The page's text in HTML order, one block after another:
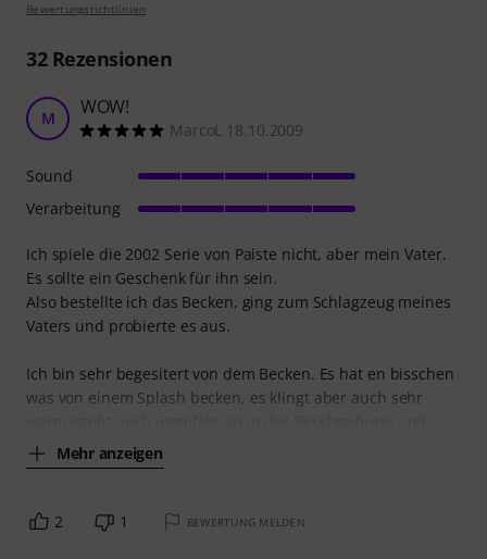
Bewertungsrichtlinien
32Rezensionen
M WOW!
MarcoL 18.10.2009
Ich spiele die 2002 Serie von Paiste nicht, aber mein Vater.
Es sollte ein Geschenk für ihn sein.
Also bestellte ich das Becken, ging zum Schlagzeug meines
Vaters und probierte es aus.
Ich bin sehr begesitert von dem Becken. Es hat en bisschen
was von einem Splash becken, es klingt aber auch sehr
Mehr anzeigen
Sound
Verarbeitung
2 1 BEWERTUNG MELDEN